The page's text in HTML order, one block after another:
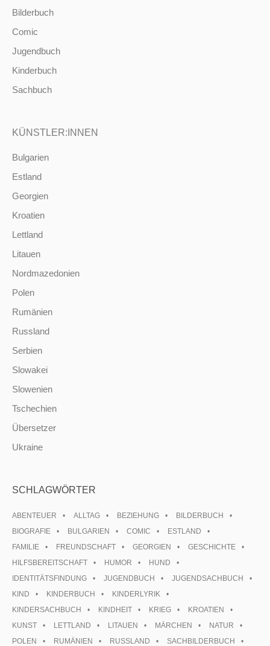
Bilderbuch
Comic
Jugendbuch
Kinderbuch
Sachbuch
KÜNSTLER:INNEN
Bulgarien
Estland
Georgien
Kroatien
Lettland
Litauen
Nordmazedonien
Polen
Rumänien
Russland
Serbien
Slowakei
Slowenien
Tschechien
Übersetzer
Ukraine
SCHLAGWÖRTER
ABENTEUER ALLTAG BEZIEHUNG
BILDERBUCH
BIOGRAFIE
BULGARIEN COMIC
ESTLAND
FAMILIE
FREUNDSCHAFT GEORGIEN
GESCHICHTE
HILFSBEREITSCHAFT
HUMOR
HUND
IDENTITÄTSFINDUNG
JUGENDBUCH
JUGENDSACHBUCH
KIND
KINDERBUCH
KINDERLYRIK
KINDERSACHBUCH
KINDHEIT KRIEG
KROATIEN
KUNST
LETTLAND LITAUEN MÄRCHEN
NATUR
POLEN
RUMÄNIEN RUSSLAND
SACHBILDERBUCH